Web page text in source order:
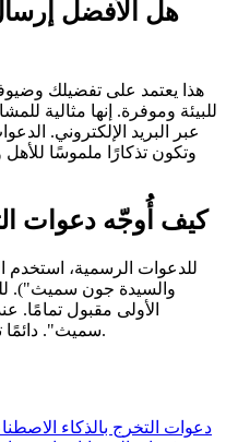
هل الأفضل
هذا يعتمد على تفضيلك
للبيئة وموفرة. إنها مثالية
عبر البريد الإلكتروني.
وتكون تذكارًا ملموسًا
كيف أُوجّه دعوات
للدعوات الرسمية، استخدم
والسيدة جون سميث").
الأولى مقبول تمامًا.
سميث". دائمًا تحقق من تهجئة الأسماء قبل الإرسال.
دعوات التخرج بالذكاء